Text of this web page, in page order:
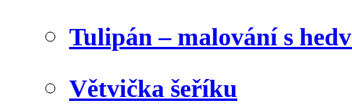
Tulipán – malování s
Větvička šeříku